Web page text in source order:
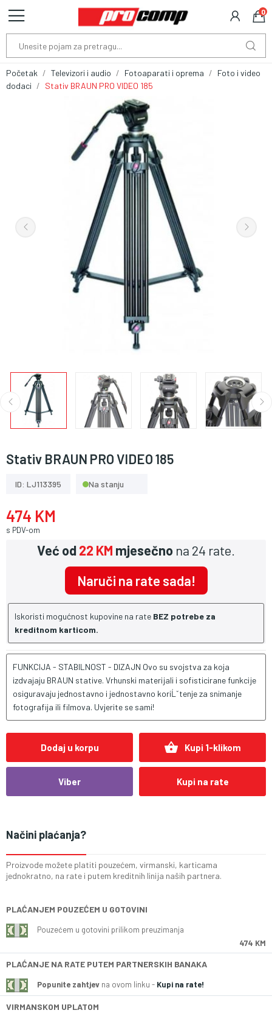
0
Početak Televizori i audio Fotoaparati i oprema
Foto i video
dodaci
Stativ BRAUN PRO VIDEO 185
Stativ BRAUN PRO VIDEO 185
ID: LJ113395 Na stanju
474 KM
s PDV-om
Već od22 KM mjesečno na 24 rate.
Naruči na rate sada!
Iskoristi mogućnost kupovine na rate BEZ potrebe za
kreditnom karticom.
FUNKCIJA - STABILNOST - DIZAJN Ovo su svojstva za koja
izdvajaju BRAUN stative. Vrhunski materijali i sofisticirane funkcije
osiguravaju jednostavno i jednostavno koriĹˇtenje za snimanje
fotografija ili filmova. Uvjerite se sami!
Dodaj u korpu shopping_basket Kupi 1-klikom
Viber Kupi na rate
Načini plaćanja?
Proizvode možete platiti pouzećem, virmanski, karticama
jednokratno, na rate i putem kreditnih linija naših partnera.
PLAĆANJEM POUZEĆEM U GOTOVINI
Pouzećem u gotovini prilikom preuzimanja
474 KM
PLAĆANJE NA RATE PUTEM PARTNERSKIH BANAKA
Popunite zahtjev na ovom linku - Kupi na rate!
VIRMANSKOM UPLATOM